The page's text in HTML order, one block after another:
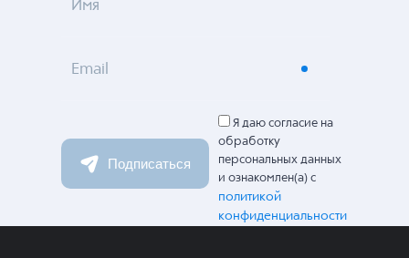
Имя
Email
Подписаться
Я даю согласие на
обработку
персональных данных
и ознакомлен(а) с
политикой
конфиденциальности